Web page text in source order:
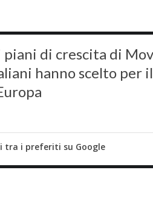
di crescita di
hanno scelto per
tra i preferiti su Google